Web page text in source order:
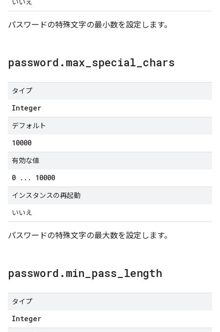
いいえ
パスワードの特殊文字の最小数を設定します。
password . max special chars
タイプ
Integer
デフォルト
10000
有効な値
0 . . . 10000
インスタンスの再起動
いいえ
パスワードの特殊文字の最大数を設定します。
password . min pass length
タイプ
Integer